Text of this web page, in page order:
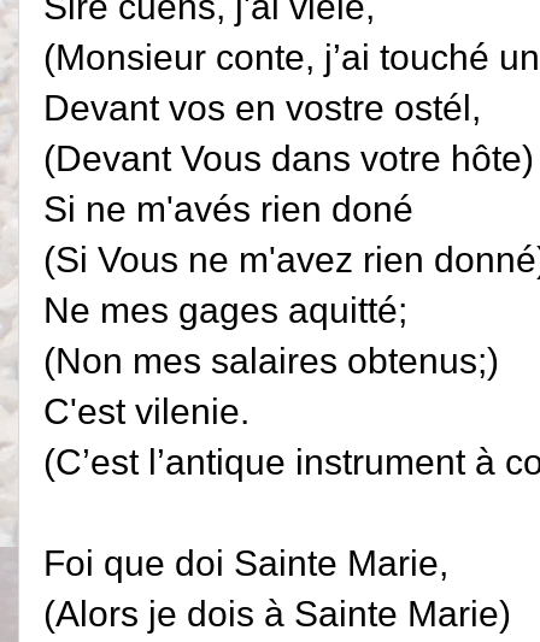
(Monsieur conte, j’ai touché
Devant vos en vostre ostél,
(Devant Vous dans votre hôte)
Si ne m'avés rien doné
(Si Vous ne m'avez rien
Ne mes gages aquitté;
(Non mes salaires obtenus;)
C'est vilenie.
(C’est l’antique instrument à
Foi que doi Sainte Marie,
(Alors je dois à Sainte Marie)